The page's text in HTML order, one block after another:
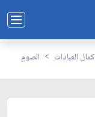
كمال العبادات الصوم